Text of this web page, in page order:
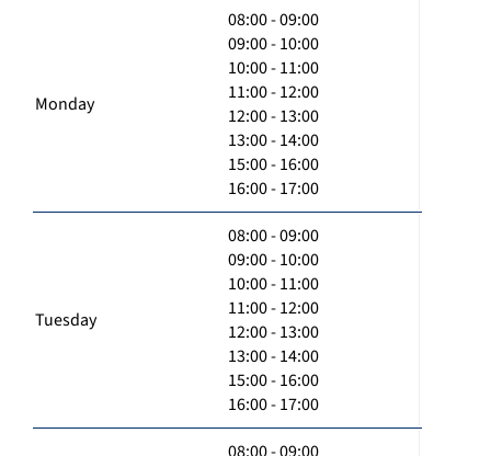
Monday
08:00 - 09:00
09:00 - 10:00
10:00 - 11:00
11:00 - 12:00
12:00 - 13:00
13:00 - 14:00
15:00 - 16:00
16:00 - 17:00
Tuesday
08:00 - 09:00
09:00 - 10:00
10:00 - 11:00
11:00 - 12:00
12:00 - 13:00
13:00 - 14:00
15:00 - 16:00
16:00 - 17:00